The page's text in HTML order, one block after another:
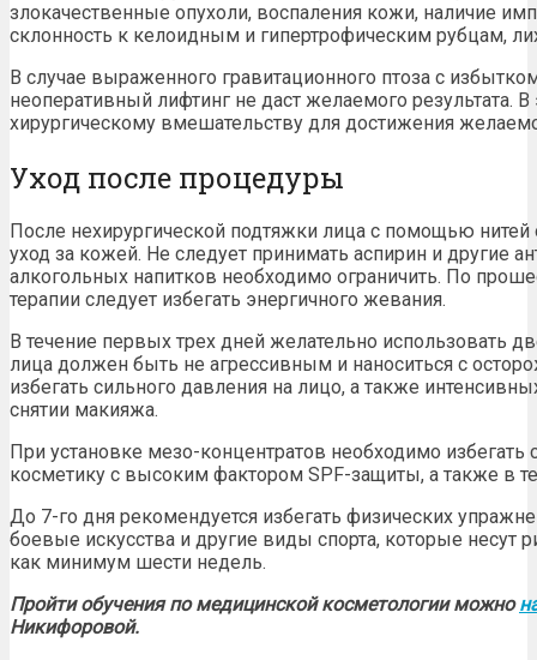
злокачественные опухоли, воспаления кожи, наличие
склонность к келоидным и гипертрофическим рубцам,
В случае выраженного гравитационного птоза с
неоперативный лифтинг не даст желаемого результата. В
хирургическому вмешательству для достижения
Уход после процедуры
После нехирургической подтяжки лица с помощью
уход за кожей. Не следует принимать аспирин и другие
алкогольных напитков необходимо ограничить. По
терапии следует избегать энергичного жевания.
В течение первых трех дней желательно использовать
лица должен быть не агрессивным и наноситься с
избегать сильного давления на лицо, а также
снятии макияжа.
При установке мезо-концентратов необходимо избегать
косметику с высоким фактором SPF-защиты, а также в
До 7-го дня рекомендуется избегать физических
боевые искусства и другие виды спорта, которые несут
как минимум шести недель.
Пройти обучения по медицинской косметологии можно
Никифоровой.